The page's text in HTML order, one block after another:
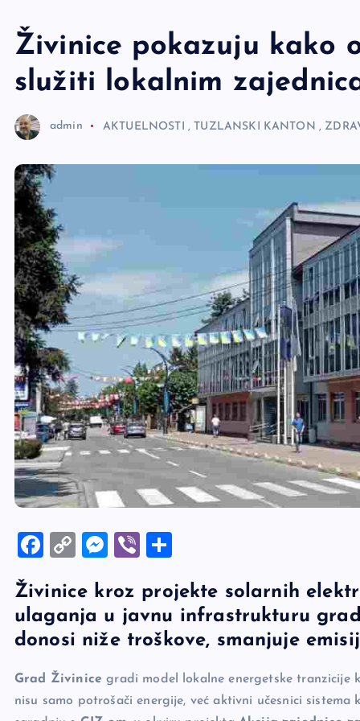
Živinice pokazuju kako
služiti lokalnim
admin AKTUELNOSTI ,TUZLANSKI KANTON ,
F
c
e
b
o
o
C
p
y
Li
n
k
M
se
n
g
er
Vi
er ar
e
Živinice kroz projekte solarnih
ulaganja u javnu infrastrukturu
donosi niže troškove, smanjuje
Grad Živinice gradi model lokalne energetske tranzicije
nisu samo potrošači energije, već aktivni učesnici